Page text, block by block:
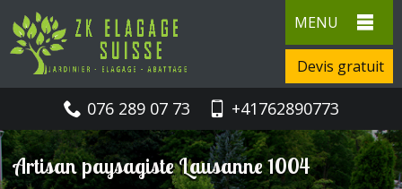
MENU
Devis gratuit
076 289 07 73 +41762890773
Artisan paysagiste Lausanne 1004